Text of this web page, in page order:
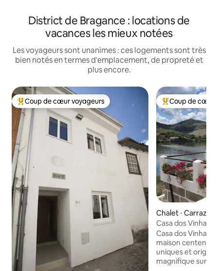
District de Bragance : locations de
vacances les mieux notées
Les voyageurs sont unanimes : ces logements sont très
bien notés en termes d'emplacement, de propreté et
plus encore.
Coups de cœur voyageurs les plus appréciés
Coup de cœur voyageurs Coups de cœur
Coup de cœur
Chalet ⋅
es
Casa dos Vinhais
petit déjeuner)
Casa dos Vinhais
maison
uniques et
magnifique sur le